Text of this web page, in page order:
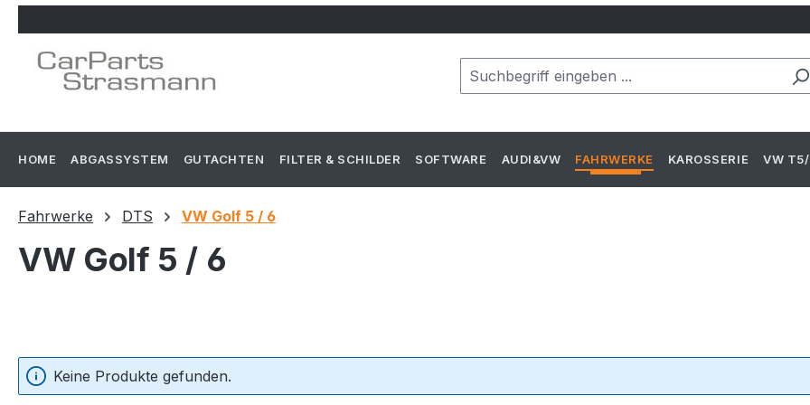
HOME ABGASSYSTEM GUTACHTEN FILTER & SCHILDER SOFTWARE AUDI&VW FAHRWERKE KAROSSERIE VW
Fahrwerke DTS VW Golf 5 / 6
VW Golf 5 / 6
Keine Produkte gefunden.